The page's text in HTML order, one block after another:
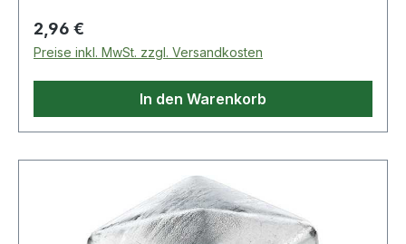
Regulärer Preis:
2,96 €
Preise inkl. MwSt. zzgl. Versandkosten
In den Warenkorb